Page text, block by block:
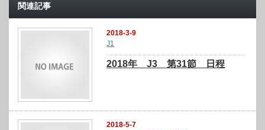
関連記事
2018-3-9
J1
2018年 J3 第31節 日程
2018-5-7